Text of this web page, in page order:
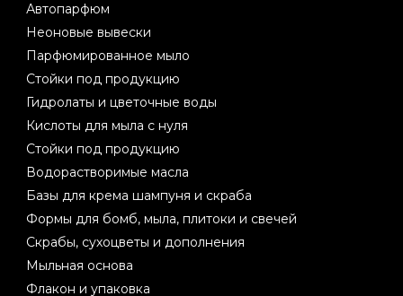
Автопарфюм
Неоновые вывески
Парфюмированное мыло
Стойки под продукцию
Гидролаты и цветочные воды
Кислоты для мыла с нуля
Стойки под продукцию
Водорастворимые масла
Базы для крема шампуня и скраба
Формы для бомб, мыла, плитоки и свечей
Скрабы, сухоцветы и дополнения
Мыльная основа
Флакон и упаковка